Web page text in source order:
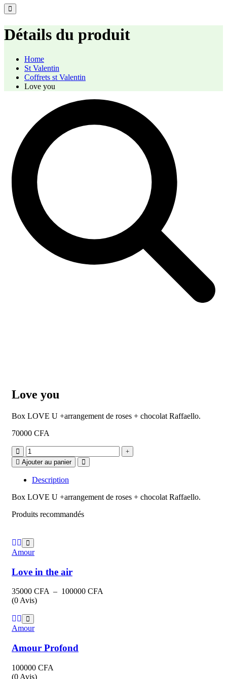
Détails du produit
Home
St Valentin
Coffrets st Valentin
Love you
Love you
Box LOVE U +arrangement de roses + chocolat Raffaello.
70000 CFA
Love
you
quantity
Ajouter au panier
Description
Box LOVE U +arrangement de roses + chocolat Raffaello.
Produits recommandés
Amour
Love in the air
35000 CFA – 100000 CFA
(0 Avis)
Amour
Amour Profond
100000 CFA
(0 Avis)